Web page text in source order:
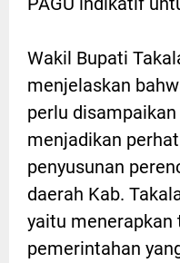
Wakil Bupati
menjelaskan
perlu
menjadikan
penyusunan
daerah Kab.
yaitu menerapkan
pemerintahan